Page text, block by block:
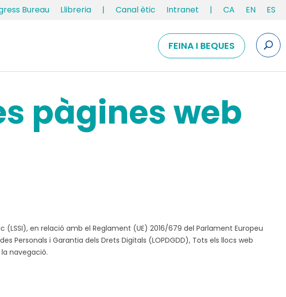
Bureau Llibreria | Canal ètic Intranet | CA EN ES
FEINA I BEQUES
pàgines web
(LSSI), en relació amb el Reglament (UE) 2016/679 del Parlament Europeu
Personals i Garantia dels Drets Digitals (LOPDGDD), Tots els llocs web
navegació.